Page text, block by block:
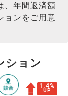
、年間返済額
ョンをご用意
ション
1.4%
UP